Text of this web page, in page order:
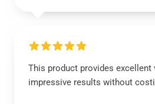
This product provides excellent
impressive results without